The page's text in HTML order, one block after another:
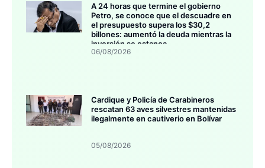
A 24 horas que termine el gobierno
Petro, se conoce que el descuadre en
el presupuesto supera los $30,2
billones: aumentó la deuda mientras la
inversión se estanca
06/08/2026
Cardique y Policía de Carabineros
rescatan 63 aves silvestres mantenidas
ilegalmente en cautiverio en Bolívar
05/08/2026